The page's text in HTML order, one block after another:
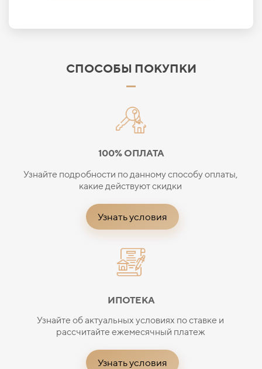
СПОСОБЫ ПОКУПКИ
100% ОПЛАТА
Узнайте подробности по данному способу оплаты,
какие действуют скидки
Узнать условия
ИПОТЕКА
Узнайте об актуальных условиях по ставке и
рассчитайте ежемесячный платеж
Узнать условия